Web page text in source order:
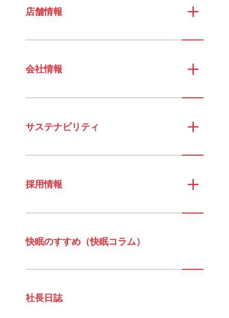
店舗情報
会社情報
サステナビリティ
採用情報
快眠のすすめ（快眠コラム）
社長日誌